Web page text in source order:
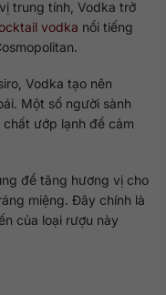
trung tính, Vodka trở
vodka nổi tiếng
Vodka tạo nên
Một số người sành
ướp lạnh để cảm
để tăng hương vị cho
miệng. Đây chính là
của loại rượu này